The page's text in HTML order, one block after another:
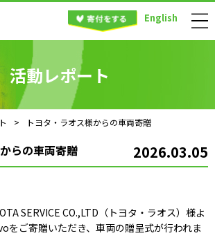
English
活動レポート
> トヨタ・ラオス様からの車両寄贈
らの車両寄贈 2026.03.05
SERVICE CO.,LTD（トヨタ・ラオス）様よ
をご寄贈いただき、車両の贈呈式が行われま